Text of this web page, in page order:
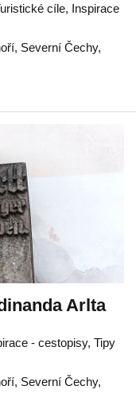
cíle, Inspirace
, Severní Čechy,
Arlta
- cestopisy, Tipy
, Severní Čechy,